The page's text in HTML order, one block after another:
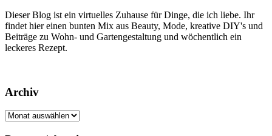
Dieser Blog ist ein virtuelles Zuhause für Dinge, die ich liebe. Ihr
findet hier einen bunten Mix aus Beauty, Mode, kreative DIY's und
Beiträge zu Wohn- und Gartengestaltung und wöchentlich ein
leckeres Rezept.
Archiv
Archiv